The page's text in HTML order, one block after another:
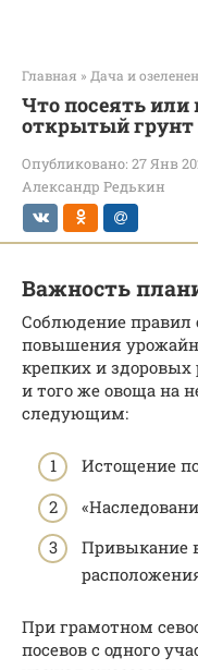
Главная » Дача и
Что посеять или
открытый грунт
Опубликовано: 27 Янв
Александр Редькин
Важность
Соблюдение правил
повышения
крепких и здоровых
и того же овоща на
следующим:
Истощение
Привыкание
При грамотном
посевов с одного